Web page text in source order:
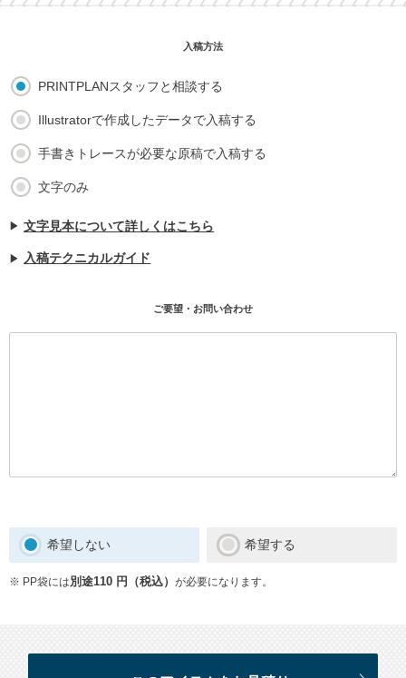
PRINTPLANスタッフと相談する
Illustratorで作成したデータで入稿する
手書きトレースが必要な原稿で入稿する
文字のみ
文字見本について詳しくはこちら
入稿テクニカルガイド
希望しない 希望する
※ PP袋には別途110 円（税込） が必要になります。